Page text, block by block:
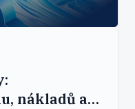
nákladů a